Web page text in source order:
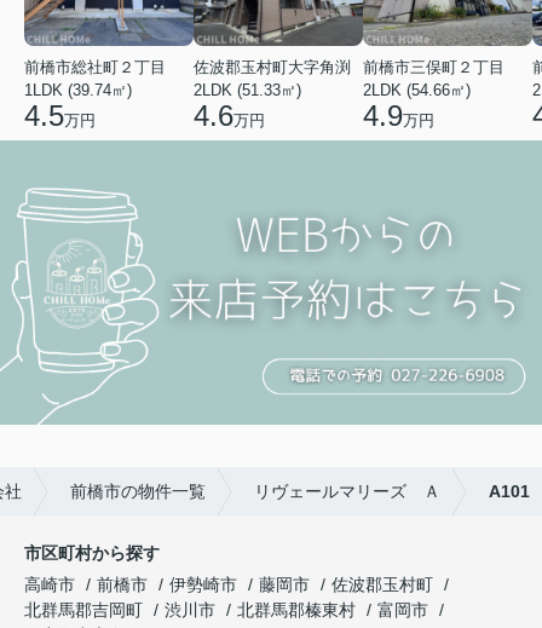
前橋市総社町２丁目
1LDK (39.74㎡)
4.5万円
佐波郡玉村町大字角渕
2LDK (51.33㎡)
4.6万円
前橋市三俣町２丁目
2LDK (54.66㎡)
4.9万円
社 前橋市の物件一覧 リヴェールマリーズ Ａ A101
市区町村から探す
高崎市
前橋市 伊勢崎市 藤岡市
佐波郡玉村町
北群馬郡吉岡町
渋川市 北群馬郡榛東村
富岡市